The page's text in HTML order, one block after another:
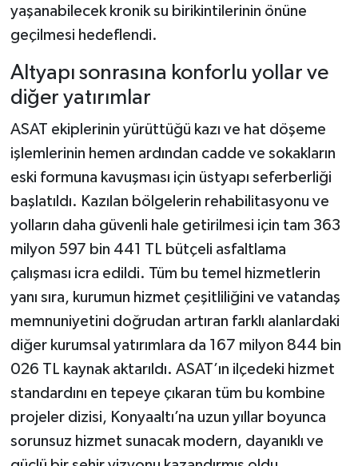
yaşanabilecek kronik su birikintilerinin önüne
geçilmesi hedeflendi.
Altyapı sonrasına konforlu yollar ve
diğer yatırımlar
ASAT ekiplerinin yürüttüğü kazı ve hat döşeme
işlemlerinin hemen ardından cadde ve sokakların
eski formuna kavuşması için üstyapı seferberliği
başlatıldı. Kazılan bölgelerin rehabilitasyonu ve
yolların daha güvenli hale getirilmesi için tam 363
milyon 597 bin 441 TL bütçeli asfaltlama
çalışması icra edildi. Tüm bu temel hizmetlerin
yanı sıra, kurumun hizmet çeşitliliğini ve vatandaş
memnuniyetini doğrudan artıran farklı alanlardaki
diğer kurumsal yatırımlara da 167 milyon 844 bin
026 TL kaynak aktarıldı. ASAT’ın ilçedeki hizmet
standardını en tepeye çıkaran tüm bu kombine
projeler dizisi, Konyaaltı’na uzun yıllar boyunca
sorunsuz hizmet sunacak modern, dayanıklı ve